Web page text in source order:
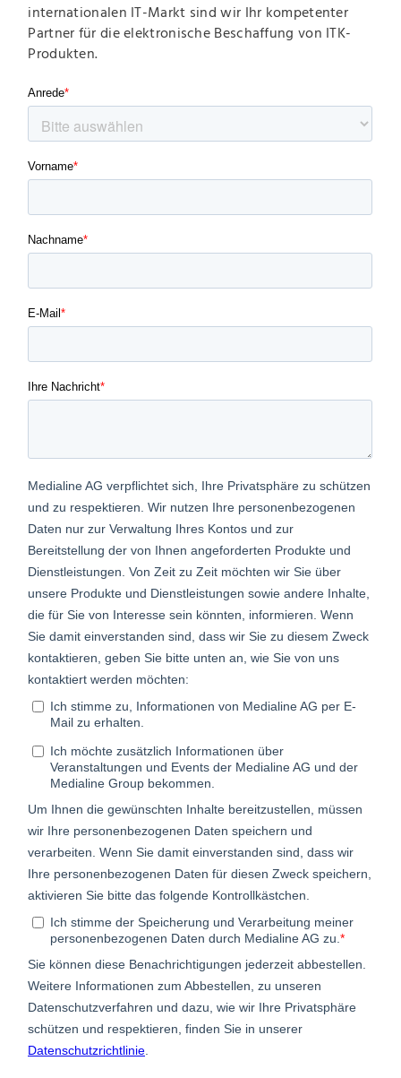
internationalen IT-Markt sind wir Ihr kompetenter
Partner für die elektronische Beschaffung von ITK-
Produkten.